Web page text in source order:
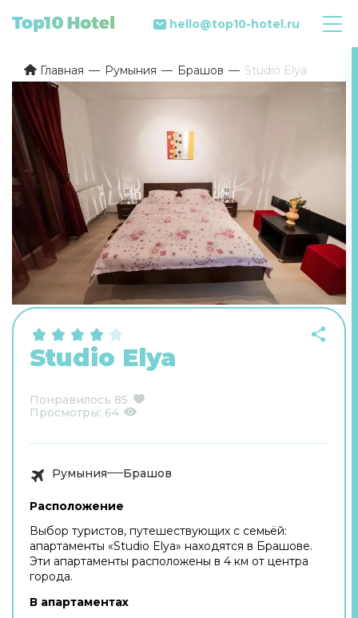
hello@top10-hotel.ru
Главная Румыния Брашов Studio Elya
Studio Elya
Понравилось 85
Просмотры: 64
Румыния Брашов
Расположение
Выбор туристов, путешествующих с семьёй:
апартаменты «Studio Elya» находятся в Брашове.
Эти апартаменты расположены в 4 км от центра
города.
В апартаментах